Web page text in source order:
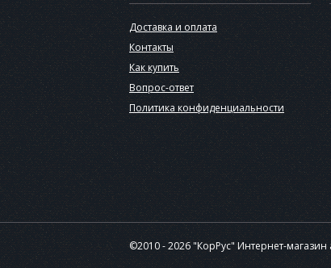
Доставка и оплата
Контакты
Как купить
Вопрос-ответ
Политика конфиденциальности
©2010 - 2026 "КорРус" Интернет-магазин